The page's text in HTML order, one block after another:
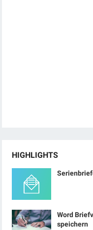
HIGHLIGHTS
Word
speichern